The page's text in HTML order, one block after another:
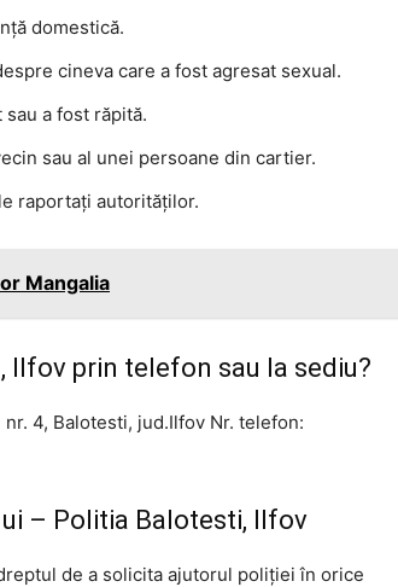
domestică.
cineva care a fost agresat sexual.
a fost răpită.
sau al unei persoane din cartier.
raportați autorităților.
Mangalia
Ilfov prin telefon sau la sediu?
4, Balotesti, jud.Ilfov Nr. telefon:
– Politia Balotesti, Ilfov
de a solicita ajutorul poliției în orice